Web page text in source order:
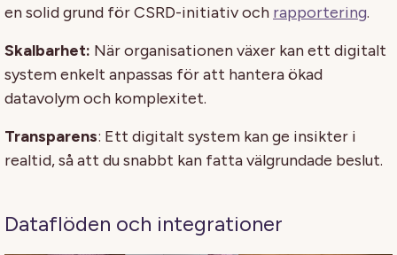
en solid grund för CSRD-initiativ och rapportering.
Skalbarhet: När organisationen växer kan ett digitalt
system enkelt anpassas för att hantera ökad
datavolym och komplexitet.
Transparens: Ett digitalt system kan ge insikter i
realtid, så att du snabbt kan fatta välgrundade beslut.
Dataflöden och integrationer